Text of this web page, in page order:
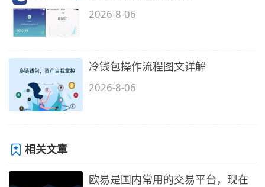
2026-8-06
冷钱包操作流程图文详解
2026-8-06
相关文章
欧易是国内常用的交易平台，现在